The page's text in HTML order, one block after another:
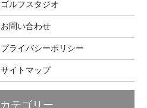
ゴルフスタジオ
お問い合わせ
プライバシーポリシー
サイトマップ